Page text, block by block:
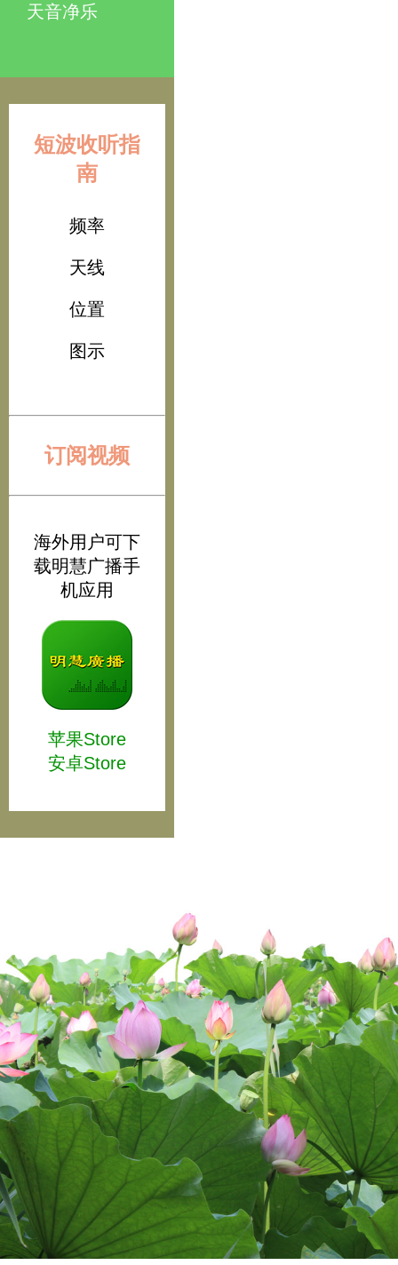
天音净乐
短波收听指
南
频率
天线
位置
图示
订阅视频
海外用户可下
载明慧广播手
机应用
苹果Store
安卓Store